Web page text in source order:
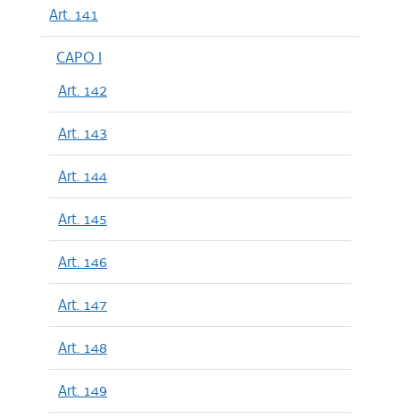
Art. 141
CAPO I
Art. 142
Art. 143
Art. 144
Art. 145
Art. 146
Art. 147
Art. 148
Art. 149